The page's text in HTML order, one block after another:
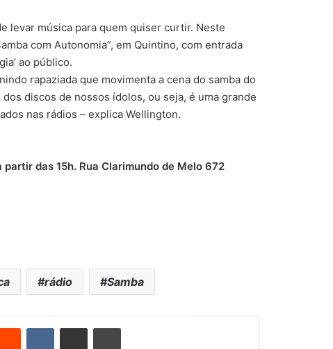
levar música para quem quiser curtir. Neste
com Autonomia”, em Quintino, com entrada
ao público.
rapaziada que movimenta a cena do samba do
discos de nossos ídolos, ou seja, é uma grande
nas rádios – explica Wellington.
partir das 15h. Rua Clarimundo de Melo 672
rádio Samba